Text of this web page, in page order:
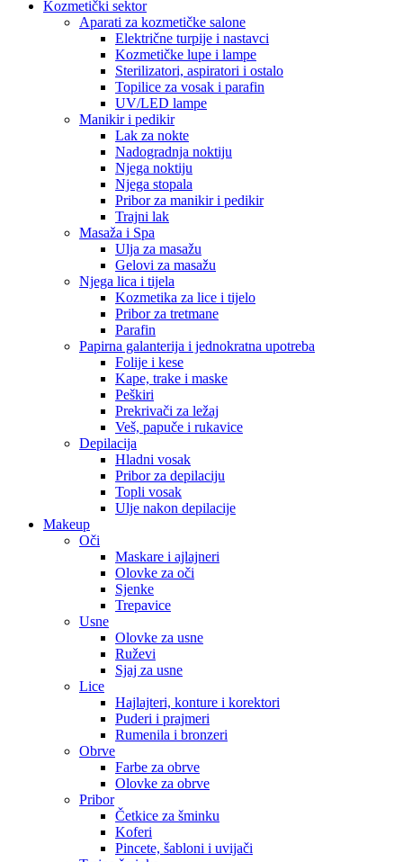
Kozmetički sektor
Aparati za kozmetičke salone
Električne turpije i nastavci
Kozmetičke lupe i lampe
Sterilizatori, aspiratori i ostalo
Topilice za vosak i parafin
UV/LED lampe
Manikir i pedikir
Lak za nokte
Nadogradnja noktiju
Njega noktiju
Njega stopala
Pribor za manikir i pedikir
Trajni lak
Masaža i Spa
Ulja za masažu
Gelovi za masažu
Njega lica i tijela
Kozmetika za lice i tijelo
Pribor za tretmane
Parafin
Papirna galanterija i jednokratna upotreba
Folije i kese
Kape, trake i maske
Peškiri
Prekrivači za ležaj
Veš, papuče i rukavice
Depilacija
Hladni vosak
Pribor za depilaciju
Topli vosak
Ulje nakon depilacije
Makeup
Oči
Maskare i ajlajneri
Olovke za oči
Sjenke
Trepavice
Usne
Olovke za usne
Ruževi
Sjaj za usne
Lice
Hajlajteri, konture i korektori
Puderi i prajmeri
Rumenila i bronzeri
Obrve
Farbe za obrve
Olovke za obrve
Pribor
Četkice za šminku
Koferi
Pincete, šabloni i uvijači